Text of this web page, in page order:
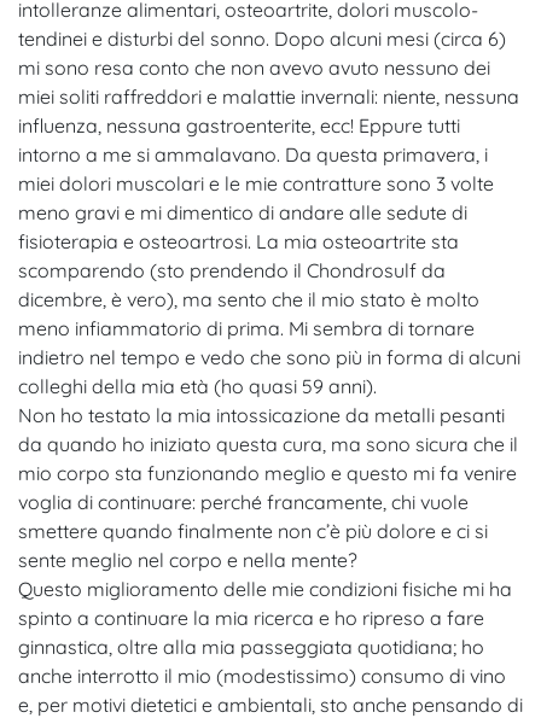
intolleranze alimentari, osteoartrite, dolori muscolo-
tendinei e disturbi del sonno. Dopo alcuni mesi (circa 6)
mi sono resa conto che non avevo avuto nessuno dei
miei soliti raffreddori e malattie invernali: niente, nessuna
influenza, nessuna gastroenterite, ecc! Eppure tutti
intorno a me si ammalavano. Da questa primavera, i
miei dolori muscolari e le mie contratture sono 3 volte
meno gravi e mi dimentico di andare alle sedute di
fisioterapia e osteoartrosi. La mia osteoartrite sta
scomparendo (sto prendendo il Chondrosulf da
dicembre, è vero), ma sento che il mio stato è molto
meno infiammatorio di prima. Mi sembra di tornare
indietro nel tempo e vedo che sono più in forma di alcuni
colleghi della mia età (ho quasi 59 anni).
Non ho testato la mia intossicazione da metalli pesanti
da quando ho iniziato questa cura, ma sono sicura che il
mio corpo sta funzionando meglio e questo mi fa venire
voglia di continuare: perché francamente, chi vuole
smettere quando finalmente non c’è più dolore e ci si
sente meglio nel corpo e nella mente?
Questo miglioramento delle mie condizioni fisiche mi ha
spinto a continuare la mia ricerca e ho ripreso a fare
ginnastica, oltre alla mia passeggiata quotidiana; ho
anche interrotto il mio (modestissimo) consumo di vino
e, per motivi dietetici e ambientali, sto anche pensando di